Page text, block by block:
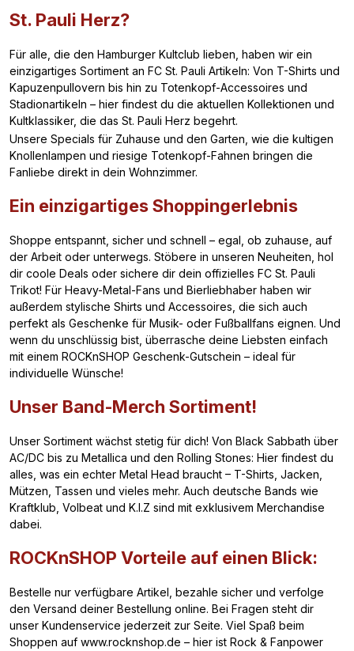
St. Pauli Herz?
Für alle, die den Hamburger Kultclub lieben, haben wir ein
einzigartiges Sortiment an FC St. Pauli Artikeln: Von T-Shirts und
Kapuzenpullovern bis hin zu Totenkopf-Accessoires und
Stadionartikeln – hier findest du die aktuellen Kollektionen und
Kultklassiker, die das St. Pauli Herz begehrt.
Unsere Specials für Zuhause und den Garten, wie die kultigen
Knollenlampen und riesige Totenkopf-Fahnen bringen die
Fanliebe direkt in dein Wohnzimmer.
Ein einzigartiges Shoppingerlebnis
Shoppe entspannt, sicher und schnell – egal, ob zuhause, auf
der Arbeit oder unterwegs. Stöbere in unseren Neuheiten, hol
dir coole Deals oder sichere dir dein offizielles FC St. Pauli
Trikot! Für Heavy-Metal-Fans und Bierliebhaber haben wir
außerdem stylische Shirts und Accessoires, die sich auch
perfekt als Geschenke für Musik- oder Fußballfans eignen. Und
wenn du unschlüssig bist, überrasche deine Liebsten einfach
mit einem ROCKnSHOP Geschenk-Gutschein – ideal für
individuelle Wünsche!
Unser Band-Merch Sortiment!
Unser Sortiment wächst stetig für dich! Von Black Sabbath über
AC/DC bis zu Metallica und den Rolling Stones: Hier findest du
alles, was ein echter Metal Head braucht – T-Shirts, Jacken,
Mützen, Tassen und vieles mehr. Auch deutsche Bands wie
Kraftklub, Volbeat und K.I.Z sind mit exklusivem Merchandise
dabei.
ROCKnSHOP Vorteile auf einen Blick:
Bestelle nur verfügbare Artikel, bezahle sicher und verfolge
den Versand deiner Bestellung online. Bei Fragen steht dir
unser Kundenservice jederzeit zur Seite. Viel Spaß beim
Shoppen auf www.rocknshop.de – hier ist Rock & Fanpower